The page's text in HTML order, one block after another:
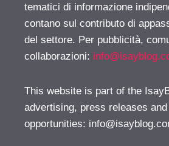
tematici di informazione
contano sul contributo di
del settore. Per pubblicità,
collaborazioni:
This website is part of the
advertising, press releases
opportunities: